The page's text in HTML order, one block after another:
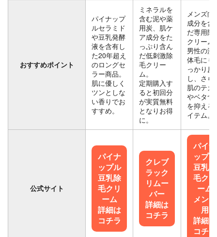
おすすめポイント
パイナップ
ルセラミド
や豆乳発酵
液を含有し
た20年超え
のロングセ
ラー商品。
肌に優しく
ツンとしな
い香りでお
すすめ。
ミネラルを
含む泥や薬
用炭、肌ケ
ア成分をた
っぷり含ん
だ低刺激除
毛クリー
ム。
定期購入す
ると初回分
が実質無料
となりお得
に。
メンズ向
成分を含
だ専用除
クリーム
男性の濃
体毛にも
っかり反
し、さら
肌のテカ
やベタつ
を抑える
イテム。
公式サイト
パイナ
ップル
豆乳除
毛クリ
ーム
詳細は
コチラ
クレブ
ラック
リムー
バー
詳細は
コチラ
パイナ
ップル
豆乳除
毛クリ
ーム
メンズ
用
詳細は
コチラ